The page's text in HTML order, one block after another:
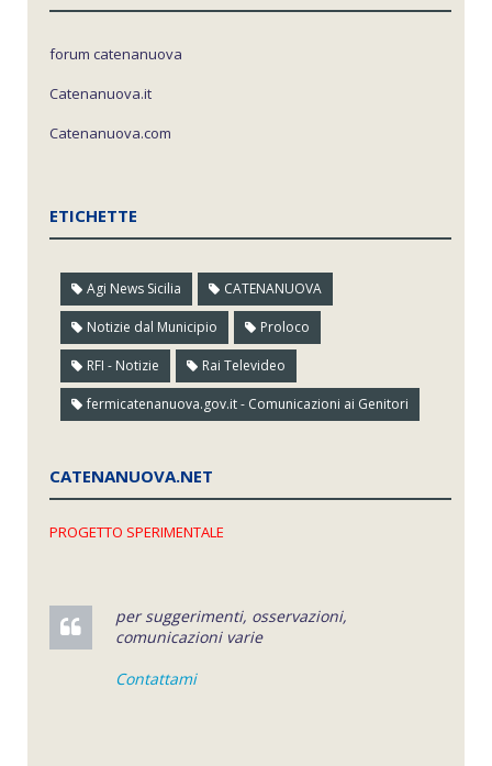
forum catenanuova
Catenanuova.it
Catenanuova.com
ETICHETTE
Agi News Sicilia CATENANUOVA
Notizie dal Municipio Proloco
RFI - Notizie Rai Televideo
fermicatenanuova.gov.it - Comunicazioni ai Genitori
CATENANUOVA.NET
PROGETTO SPERIMENTALE
per suggerimenti, osservazioni,
comunicazioni varie
Contattami